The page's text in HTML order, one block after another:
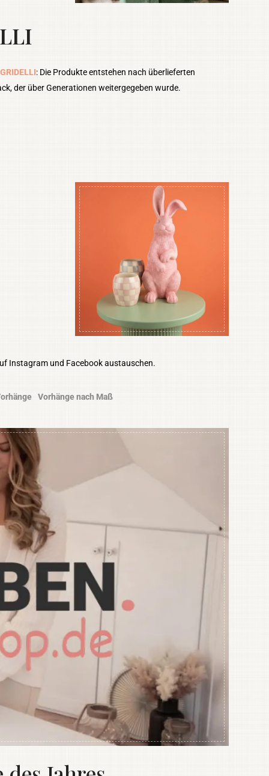
: Die Produkte entstehen nach überlieferten
der über Generationen weitergegeben wurde.
Instagram und Facebook austauschen.
Vorhänge nach Maß